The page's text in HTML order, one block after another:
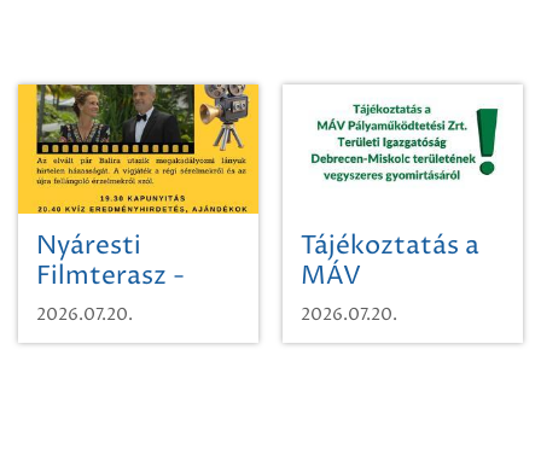
Nyáresti
Filmterasz -
Beugró a
Paradicsomba
2026.07.20.
Tájékoztatás a
MÁV
Pályaműködtetési
Zrt. Területi
2026.07.20.